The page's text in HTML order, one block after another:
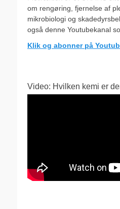
om rengøring, fjernelse af
mikrobiologi og
også denne Youtubekanal
Klik og abonner på
Video: Hvilken kemi er